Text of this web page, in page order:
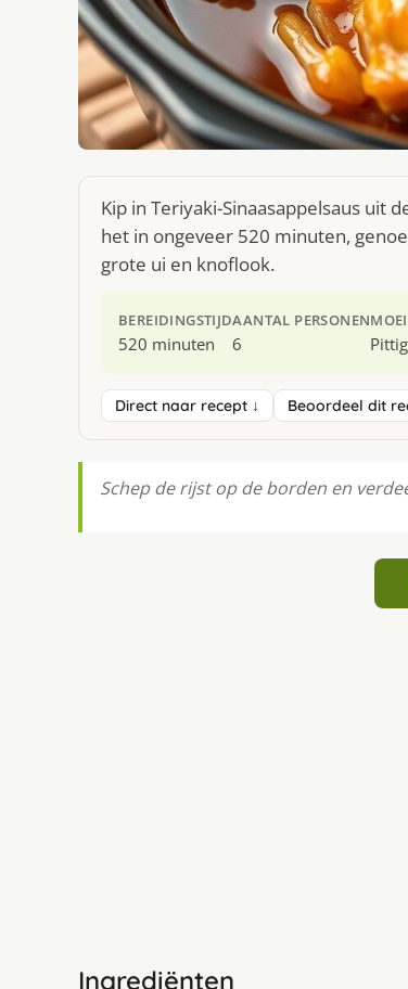
Kip in Teriyaki-Sinaasappelsaus uit
het in ongeveer 520 minuten,
grote ui en knoflook.
BEREIDINGSTIJD
520 minuten
AANTAL PERSONEN
6 Pittig
Direct naar recept ↓ Beoordeel dit
Schep de rijst op de borden en
Ingrediënten